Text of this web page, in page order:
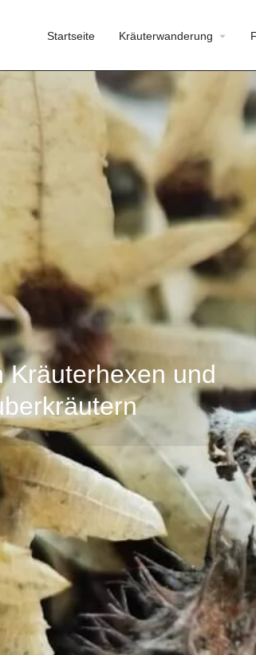
Startseite Kräuterwanderung
Kräuterhexen und
zur Kräuterwanderung
und #Zauberkräutern, Samstag,